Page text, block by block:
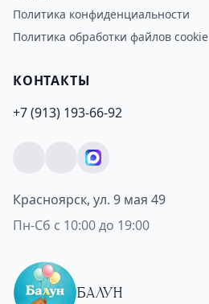
Политика конфиденциальности
Политика обработки файлов cookie
КОНТАКТЫ
+7 (913) 193-66-92
Красноярск, ул. 9 мая 49
Пн-Сб с 10:00 до 19:00
БАЛУН